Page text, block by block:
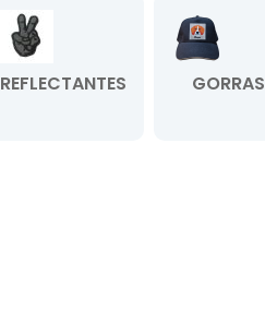
REFLECTANTES GORRAS